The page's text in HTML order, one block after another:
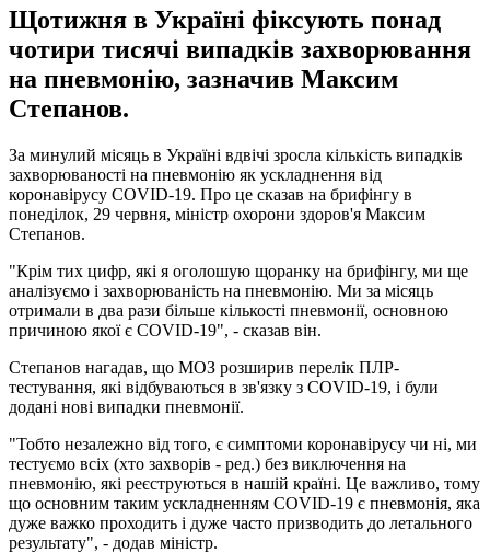
Щотижня в Україні фіксують понад
чотири тисячі випадків захворювання
на пневмонію, зазначив Максим
Степанов.
За минулий місяць в Україні вдвічі зросла кількість випадків
захворюваності на пневмонію як ускладнення від
коронавірусу COVID-19. Про це сказав на брифінгу в
понеділок, 29 червня, міністр охорони здоров'я Максим
Степанов.
"Крім тих цифр, які я оголошую щоранку на брифінгу, ми ще
аналізуємо і захворюваність на пневмонію. Ми за місяць
отримали в два рази більше кількості пневмонії, основною
причиною якої є COVID-19", - сказав він.
Степанов нагадав, що МОЗ розширив перелік ПЛР-
тестування, які відбуваються в зв'язку з COVID-19, і були
додані нові випадки пневмонії.
"Тобто незалежно від того, є симптоми коронавірусу чи ні, ми
тестуємо всіх (хто захворів - ред.) без виключення на
пневмонію, які реєструються в нашій країні. Це важливо, тому
що основним таким ускладненням COVID-19 є пневмонія, яка
дуже важко проходить і дуже часто призводить до летального
результату", - додав міністр.